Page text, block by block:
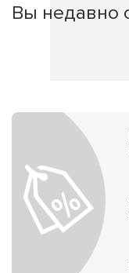
Вы недавно